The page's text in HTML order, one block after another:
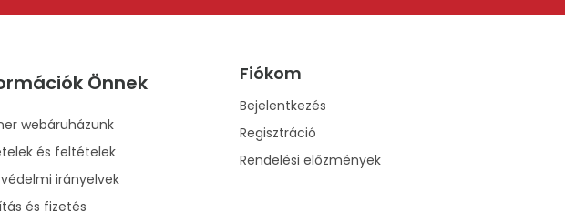
Önnek
webáruházunk
és feltételek
irányelvek
és fizetés
Fiókom
Bejelentkezés
Regisztráció
Rendelési előzmények